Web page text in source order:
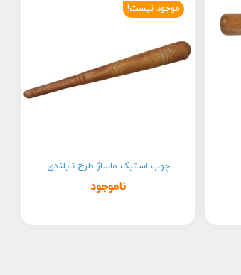
موجود نیست!
چوب استیک ماساژ طرح تایلندی
ناموجود